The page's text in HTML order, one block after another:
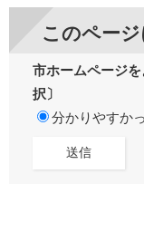
このペー
市ホームページ
択〕
分かりやすか